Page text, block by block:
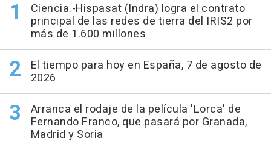
Ciencia.-Hispasat (Indra) logra el contrato
principal de las redes de tierra del IRIS2 por
más de 1.600 millones
El tiempo para hoy en España, 7 de agosto de
2026
Arranca el rodaje de la película 'Lorca' de
Fernando Franco, que pasará por Granada,
Madrid y Soria